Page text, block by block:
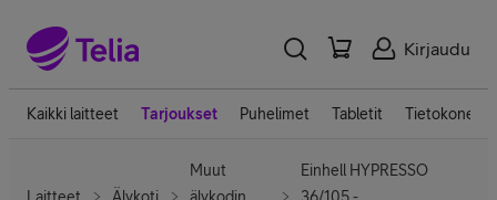
Kirjaudu
Kaikki laitteet Tarjoukset Puhelimet Tabletit Tietokoneet
Muut
Einhell HYPRESSO